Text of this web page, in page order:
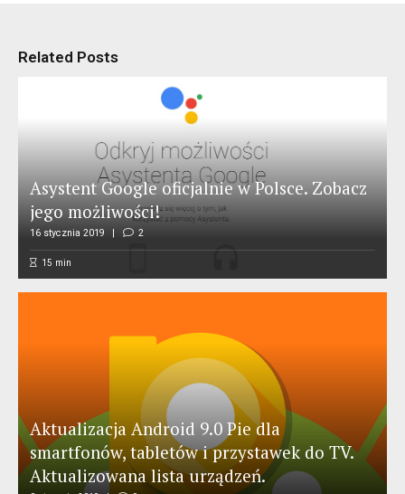
Related Posts
Asystent Google oficjalnie w Polsce. Zobacz
jego możliwości!
16 stycznia 2019 2
15 min
Aktualizacja Android 9.0 Pie dla
smartfonów, tabletów i przystawek do TV.
Aktualizowana lista urządzeń.